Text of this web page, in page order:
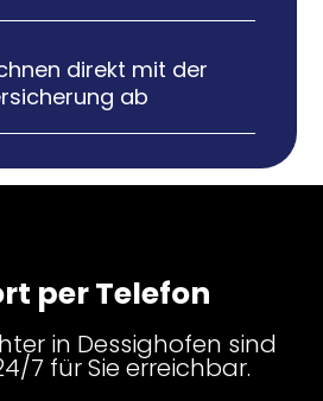
direkt mit der
ab
per Telefon
in Dessighofen sind
7 für Sie erreichbar.